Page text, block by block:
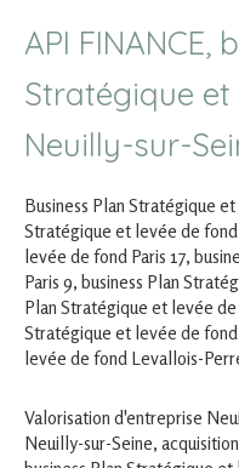
API FINANCE,
Stratégique
Neuilly-sur-
Business Plan Stratégique
Stratégique et levée de fond
levée de fond Paris 17,
Paris 9, business Plan
Plan Stratégique et levée
Stratégique et levée de
levée de fond Levallois-
Valorisation d'entreprise
Neuilly-sur-Seine,